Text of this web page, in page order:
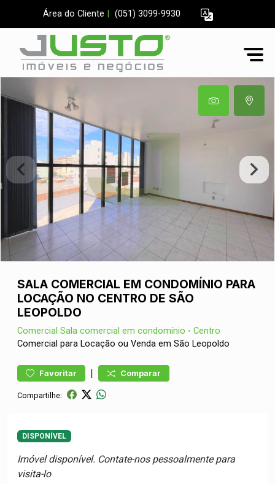
Área do Cliente (051) 3099-9930
SALA COMERCIAL EM CONDOMÍNIO PARA
LOCAÇÃO NO CENTRO DE SÃO
LEOPOLDO
Comercial Sala comercial em condomínio - Centro
Comercial para Locação ou Venda em São Leopoldo
Favoritar | Comparar
Compartilhe:
DISPONÍVEL
Imóvel disponível. Contate-nos pessoalmente para
visita-lo